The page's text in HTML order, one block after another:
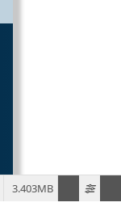
3.403MB